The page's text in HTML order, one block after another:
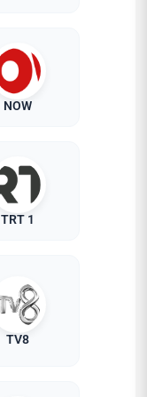
NOW
TRT 1
TV8